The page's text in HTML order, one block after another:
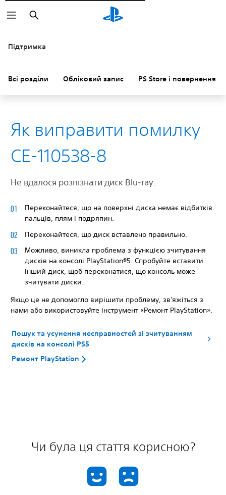
Пошук
Підтримка
Всі розділи Обліковий запис PS Store і повернення
Як виправити помилку
CE-110538-8
Не вдалося розпізнати диск Blu-ray.
Переконайтеся, що на поверхні диска немає відбитків
пальців, плям і подряпин.
Переконайтеся, що диск вставлено правильно.
Можливо, виникла проблема з функцією зчитування
дисків на консолі PlayStation®5. Спробуйте вставити
інший диск, щоб переконатися, що консоль може
зчитувати диски.
Якщо це не допомогло вирішити проблему, зв'яжіться з
нами або використовуйте інструмент «Ремонт PlayStation».
Пошук та усунення несправностей зі зчитуванням
дисків на консолі PS5
Ремонт PlayStation
Чи була ця стаття корисною?